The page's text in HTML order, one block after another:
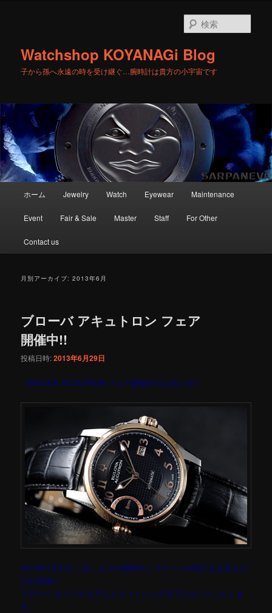
へ
移
動
移
動
Watchshop KOYANAGi Blog
子から孫へ永遠の時を受け継ぐ…腕時計は貴方の小宇宙です
索
ュ
ホーム Jewelry Watch Eyewear Maintenance
Event Fair & Sale Master Staff For Other
Contact us
月別アーカイブ:2013年6月
ブローバ アキュトロン フェア
開催中!!
投稿日時:2013年6月29日
《BULOVA ACCUTRON フェア開催中のお知らせ》
2013年7月31日（水）までの期間中にブローバの時計をお買上げ
のお客様に
ブローバ オリジナルデニムトートバッグをプレゼントいたしま
す。